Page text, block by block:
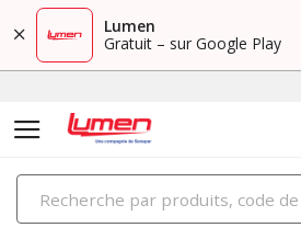
Lumen
Gratuit – sur Google Play
PRODUITS
éclairage